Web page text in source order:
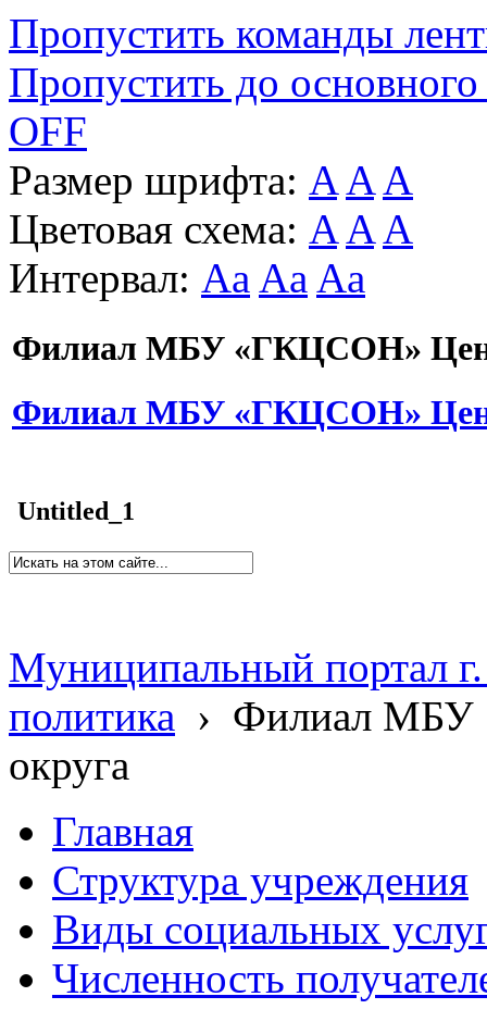
Пропустить команды
Пропустить до основного
OFF
Размер шрифта: A A A
Цветовая схема: A A A
Интервал: Aa Aa Aa
Филиал МБУ «ГКЦСОН»
Филиал МБУ «ГКЦСОН»
Untitled_1
Муниципальный портал
политика › Филиал МБУ
округа
Главная
Структура учреждения
Виды социальных
Численность